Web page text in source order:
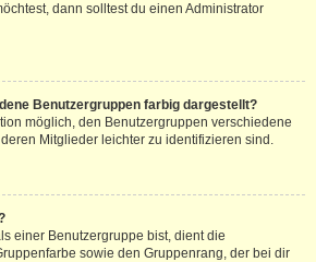
dann solltest du einen Administrator
Benutzergruppen farbig dargestellt?
möglich, den Benutzergruppen verschiedene
Mitglieder leichter zu identifizieren sind.
einer Benutzergruppe bist, dient die
sowie den Gruppenrang, der bei dir